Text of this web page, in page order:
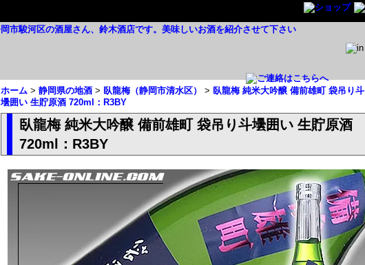
ホーム > 静岡県の地酒 > 臥龍梅（静岡市清水区） > 臥龍梅 純米大吟醸 備前雄町 袋吊り斗
壜囲い 生貯原酒 720ml：R3BY
臥龍梅 純米大吟醸 備前雄町 袋吊り斗壜囲い 生貯原酒
720ml：R3BY